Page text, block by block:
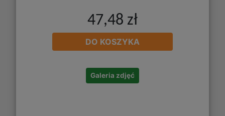
47,48 zł
DO KOSZYKA
Galeria zdjęć